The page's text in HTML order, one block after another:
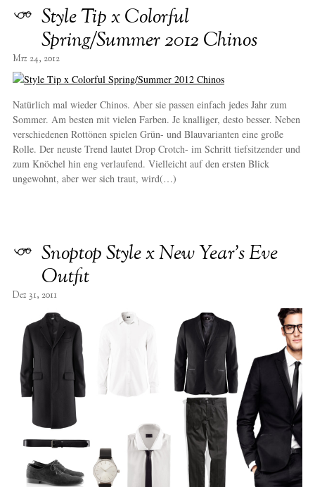
Style Tip x Colorful
Spring/Summer 2012 Chinos
Mrz 24, 2012
Natürlich mal wieder Chinos. Aber sie passen einfach jedes Jahr zum
Sommer. Am besten mit vielen Farben. Je knalliger, desto besser. Neben
verschiedenen Rottönen spielen Grün- und Blauvarianten eine große
Rolle. Der neuste Trend lautet Drop Crotch- im Schritt tiefsitzender und
zum Knöchel hin eng verlaufend. Vielleicht auf den ersten Blick
ungewohnt, aber wer sich traut, wird(…)
Snoptop Style x New Year’s Eve
Outfit
Dez 31, 2011